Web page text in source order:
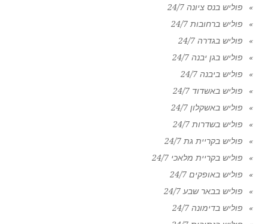
פוליש בנס ציונה 24/7
פוליש ברחובות 24/7
פוליש בגדרה 24/7
פוליש בגן יבנה 24/7
פוליש ביבנה 24/7
פוליש באשדוד 24/7
פוליש באשקלון 24/7
פוליש בשדרות 24/7
פוליש בקריית גת 24/7
פוליש בקריית מלאכי 24/7
פוליש באופקים 24/7
פוליש בבאר שבע 24/7
פוליש בדימונה 24/7